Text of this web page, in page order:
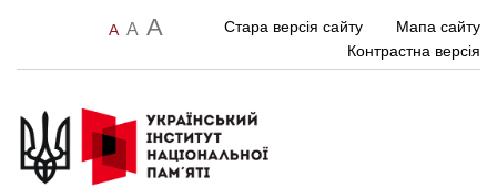
A A A Стара версія сайту
Мапа сайту
Контрастна версія